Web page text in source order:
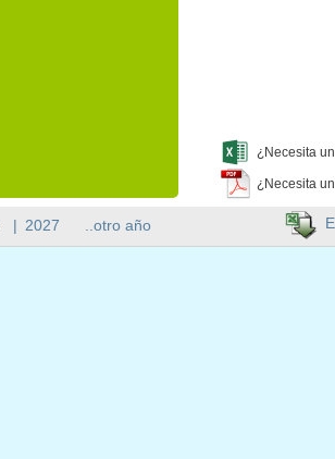
¿Necesita
¿Necesita
| 2027 ..otro año